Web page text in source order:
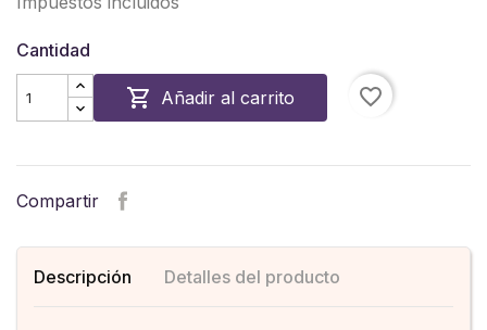
Cantidad
 Añadir al carrito favorite_border
Compartir
Descripción Detalles del producto